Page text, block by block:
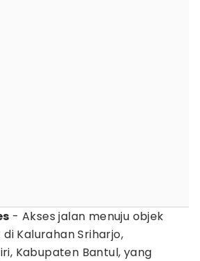
- Akses jalan menuju objek
Kalurahan Sriharjo,
Kabupaten Bantul, yang